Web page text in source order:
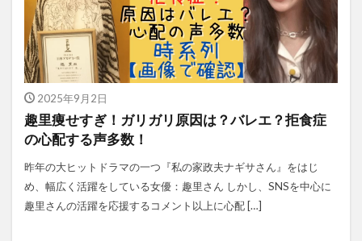
2025年9月2日
趣里痩せすぎ！ガリガリ原因は？バレエ？拒食症
の心配する声多数！
昨年の大ヒットドラマの一つ『私の家政夫ナギサさん』をはじ
め、幅広く活躍をしている女優：趣里さん しかし、SNSを中心に
趣里さんの活躍を応援するコメント以上に心配 […]